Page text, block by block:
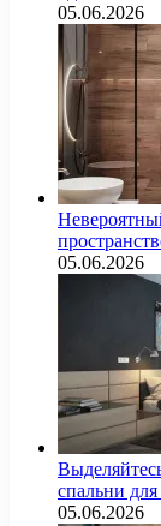
05.06.2026
05.06.2026
спальни
05.06.2026